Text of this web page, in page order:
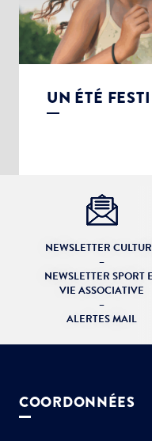
UN ÉTÉ
NEWSLETTER
–
NEWSLETTER SPORT
VIE ASSOCIATIVE
–
ALERTES MAIL
COORDONNÉES